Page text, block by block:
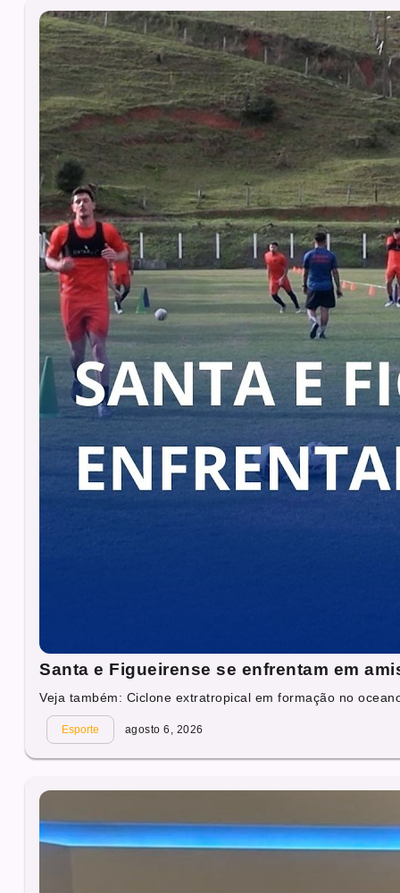
Santa e Figueirense se enfrentam em
Veja também: Ciclone extratropical em formação no
Esporte agosto 6, 2026